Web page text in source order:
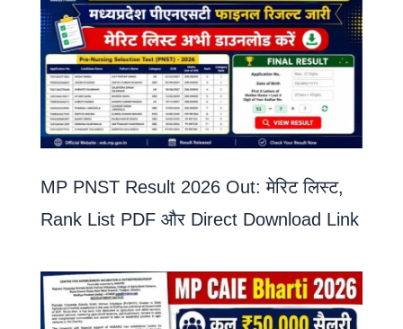
MP PNST Result 2026 Out: मेरिट लिस्ट,
Rank List PDF और Direct Download Link